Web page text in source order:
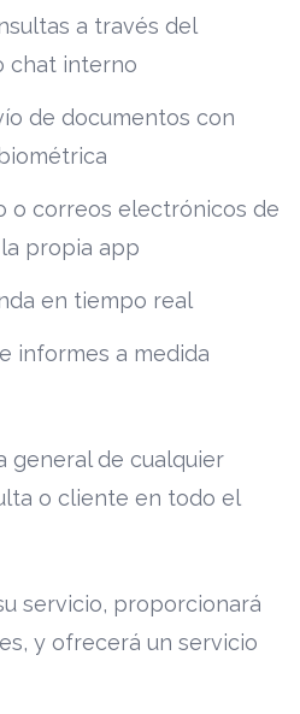
a través del
chat interno
de documentos con
o correos electrónicos de
propia app
en tiempo real
informes a medida
general de cualquier
o cliente en todo el
servicio, proporcionará
y ofrecerá un servicio